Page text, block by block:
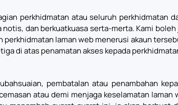
perkhidmatan atau seluruh perkhidmatan
dan berkuatkuasa serta-merta. Kami
laman web menerusi akaun
di atas penamatan akses kepada
pembatalan atau penambahan
atau demi menjaga keselamatan